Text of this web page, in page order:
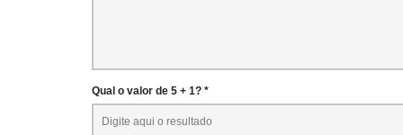
Qual o valor de 5 + 1? *